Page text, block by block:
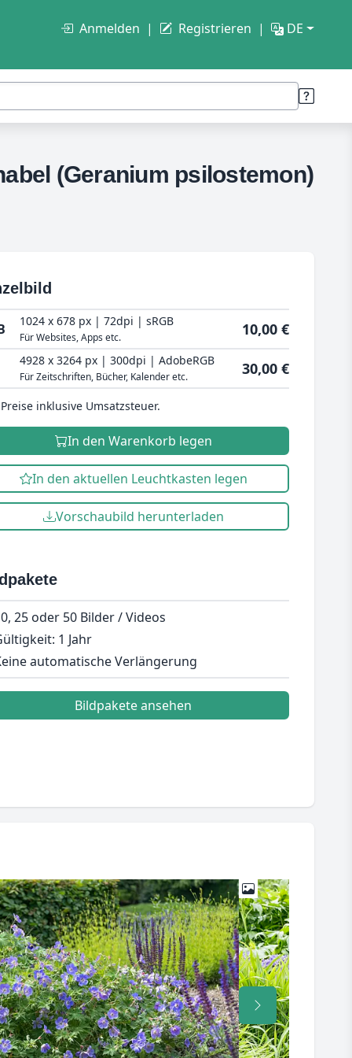
Anmelden Registrieren DE
(Geranium psilostemon)
1024 x 678 px | 72dpi | sRGB
Für Websites, Apps etc. 10,00 €
4928 x 3264 px | 300dpi | AdobeRGB
Für Zeitschriften, Bücher, Kalender etc. 30,00 €
inklusive Umsatzsteuer.
In den Warenkorb legen
In den aktuellen Leuchtkasten legen
Vorschaubild herunterladen
25 oder 50 Bilder / Videos
1 Jahr
automatische Verlängerung
Bildpakete ansehen